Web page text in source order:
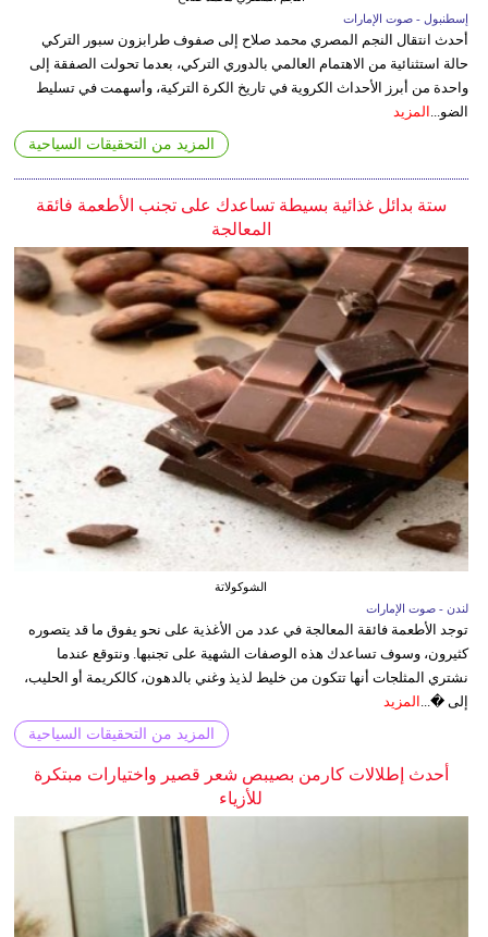
إسطنبول - صوت الإمارات
أحدث انتقال النجم المصري محمد صلاح إلى صفوف طرابزون سبور التركي
حالة استثنائية من الاهتمام العالمي بالدوري التركي، بعدما تحولت الصفقة إلى
واحدة من أبرز الأحداث الكروية في تاريخ الكرة التركية، وأسهمت في تسليط
الضو... المزيد
المزيد من التحقيقات السياحية
ستة بدائل غذائية بسيطة تساعدك على تجنب الأطعمة فائقة
المعالجة
الشوكولاتة
لندن - صوت الإمارات
توجد الأطعمة فائقة المعالجة في عدد من الأغذية على نحو يفوق ما قد يتصوره
كثيرون، وسوف تساعدك هذه الوصفات الشهية على تجنبها. ونتوقع عندما
نشتري المثلجات أنها تتكون من خليط لذيذ وغني بالدهون، كالكريمة أو الحليب،
إلى �... المزيد
المزيد من التحقيقات السياحية
أحدث إطلالات كارمن بصيبص شعر قصير واختيارات مبتكرة
للأزياء